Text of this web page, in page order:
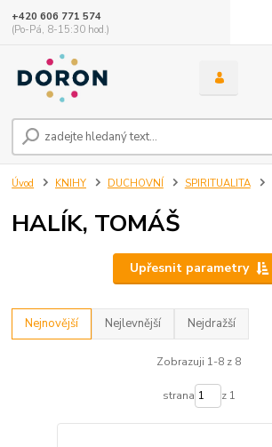
+420 606 771 574
(Po-Pá, 8-15:30 hod.)
Úvod KNIHY DUCHOVNÍ SPIRITUALITA
HALÍK, TOMÁŠ
Upřesnit parametry
Nejnovější Nejlevnější Nejdražší
Zobrazuji 1-8 z 8
strana z 1